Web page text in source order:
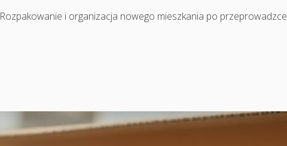
Rozpakowanie i organizacja nowego mieszkania po przeprowadzce